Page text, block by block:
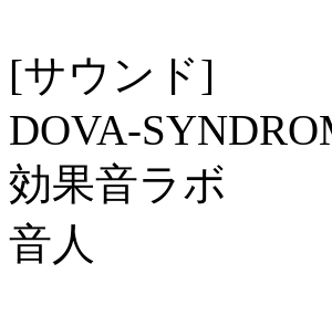
[サウンド]
DOVA-
効果音ラボ
音人